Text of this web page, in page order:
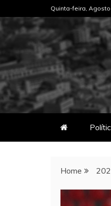
to
content
Quinta-feira, Agosto
Home